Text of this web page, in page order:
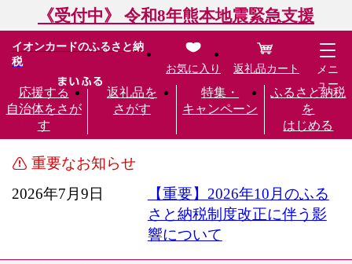
《受付中》 令和8年熊本地震緊急支援
イオンカードのふるさと納
税
応援する
自治体をさが
す
返礼品を
さがす
特集・
キャンペーン
ふるさと納税
を
はじめる
お気に入り 返礼品カート
メニ
ュー
重要なお知らせ
2026年7月9日
【重要】2026年10月のふる
さと納税制度改正に伴う影
響について